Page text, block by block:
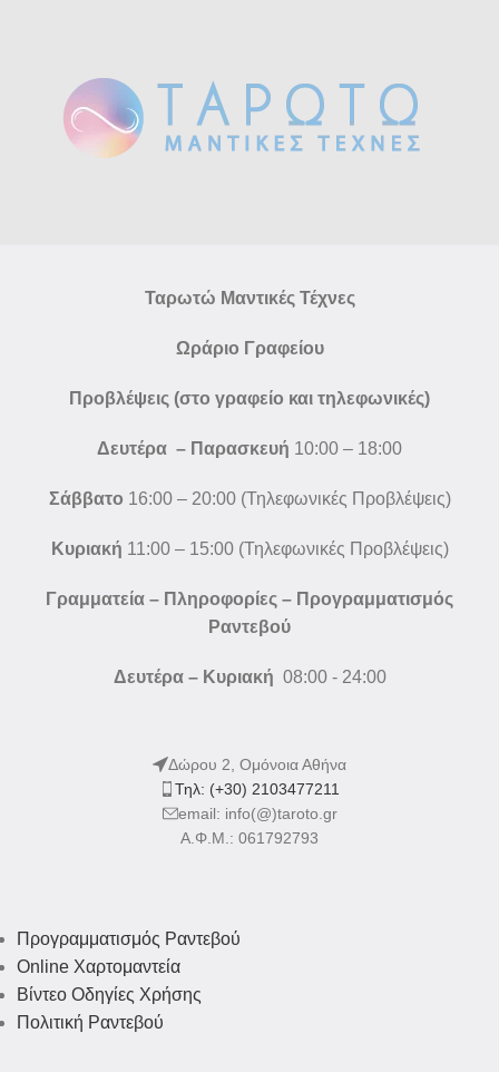
Ταρωτώ Μαντικές Τέχνες
Ωράριο Γραφείου
Προβλέψεις (στο γραφείο και τηλεφωνικές)
Δευτέρα – Παρασκευή 10:00 – 18:00
Σάββατο 16:00 – 20:00 (Τηλεφωνικές Προβλέψεις)
Κυριακή 11:00 – 15:00 (Τηλεφωνικές Προβλέψεις)
Γραμματεία – Πληροφορίες – Προγραμματισμός
Ραντεβού
Δευτέρα – Κυριακή 08:00 - 24:00
Δώρου 2, Ομόνοια Αθήνα
Τηλ: (+30) 2103477211
email: info(@)taroto.gr
Α.Φ.Μ.: 061792793
Προγραμματισμός Ραντεβού
Online Χαρτομαντεία
Βίντεο Οδηγίες Χρήσης
Πολιτική Ραντεβού